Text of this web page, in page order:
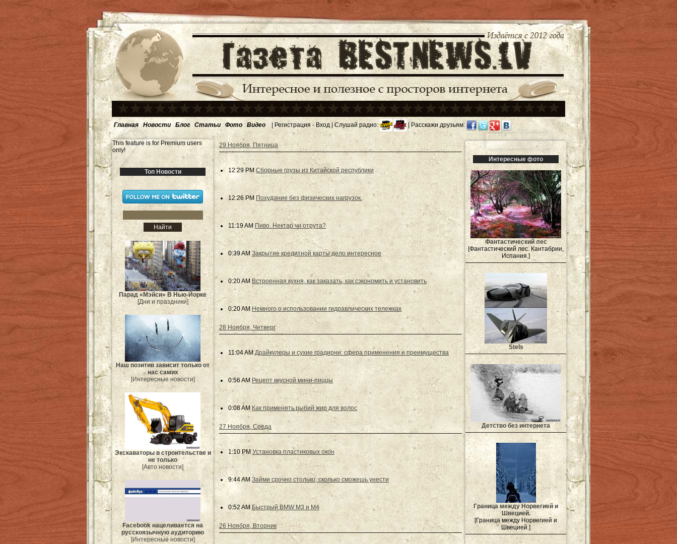
Главная Новости Блог Статьи Фото Видео | Регистрация - Вход | Слушай радио: | Расскажи друзьям:
This feature is for Premium users
only!
Топ Новости
Парад «Мэйси» В Нью-Йорке
[Дни и праздники]
Наш позитив зависит только от
нас самих
[Интересные новости]
Экскаваторы в строительстве и
не только
[Авто новости]
Facebook нацеливается на
русскоязычную аудиторию
[Интересные новости]
29 Ноября, Пятница
12:29 PM Сборные грузы из Китайской республики
12:26 PM Похудание без физических нагрузок.
11:19 AM Пиво. Нектар чи отрута?
0:39 AM Закрытие кредитной карты дело интересное
0:20 AM Встроенная кухня, как заказать, как сэкономить и установить
0:20 AM Немного о использовании гидравлических тележках
28 Ноября, Четверг
11:04 AM Драйкулеры и сухие градирни: сфера применения и преимущества
0:56 AM Рецепт вкусной мини-пиццы
0:08 AM Как применять рыбий жир для волос
27 Ноября, Среда
1:10 PM Установка пластиковых окон
9:44 AM Займи срочно столько, сколько сможешь унести
0:52 AM Быстрый BMW M3 и M4
26 Ноября, Вторник
Интересные фото
Фантастический лес
[Фантастический лес. Кантабрии,
Испания.]
Stels
Детство без интернета
Граница между Норвегией и
Швецией.
[Граница между Норвегией и
Швецией.]